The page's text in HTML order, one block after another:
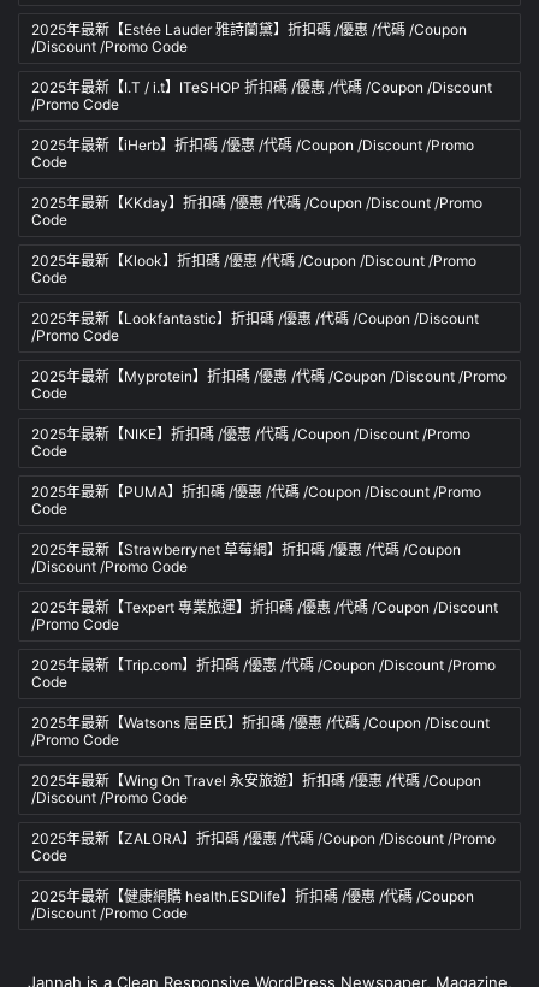
2025年最新【Estée Lauder 雅詩蘭黛】折扣碼 /優惠 /代碼 /Coupon
/Discount /Promo Code
2025年最新【I.T / i.t】ITeSHOP 折扣碼 /優惠 /代碼 /Coupon /Discount
/Promo Code
2025年最新【iHerb】折扣碼 /優惠 /代碼 /Coupon /Discount /Promo
Code
2025年最新【KKday】折扣碼 /優惠 /代碼 /Coupon /Discount /Promo
Code
2025年最新【Klook】折扣碼 /優惠 /代碼 /Coupon /Discount /Promo
Code
2025年最新【Lookfantastic】折扣碼 /優惠 /代碼 /Coupon /Discount
/Promo Code
2025年最新【Myprotein】折扣碼 /優惠 /代碼 /Coupon /Discount /Promo
Code
2025年最新【NIKE】折扣碼 /優惠 /代碼 /Coupon /Discount /Promo
Code
2025年最新【PUMA】折扣碼 /優惠 /代碼 /Coupon /Discount /Promo
Code
2025年最新【Strawberrynet 草莓網】折扣碼 /優惠 /代碼 /Coupon
/Discount /Promo Code
2025年最新【Texpert 專業旅運】折扣碼 /優惠 /代碼 /Coupon /Discount
/Promo Code
2025年最新【Trip.com】折扣碼 /優惠 /代碼 /Coupon /Discount /Promo
Code
2025年最新【Watsons 屈臣氏】折扣碼 /優惠 /代碼 /Coupon /Discount
/Promo Code
2025年最新【Wing On Travel 永安旅遊】折扣碼 /優惠 /代碼 /Coupon
/Discount /Promo Code
2025年最新【ZALORA】折扣碼 /優惠 /代碼 /Coupon /Discount /Promo
Code
2025年最新【健康網購 health.ESDlife】折扣碼 /優惠 /代碼 /Coupon
/Discount /Promo Code
Jannah is a Clean Responsive WordPress Newspaper, Magazine,